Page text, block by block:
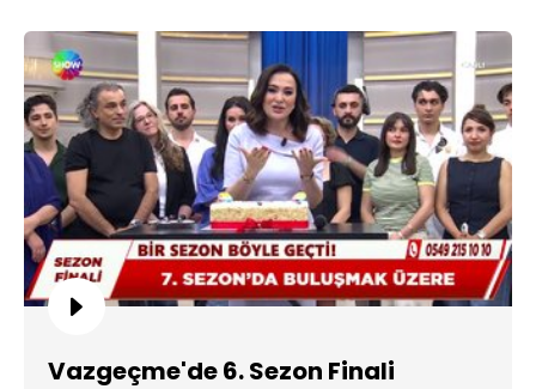
Vazgeçme'de 6. Sezon Finali